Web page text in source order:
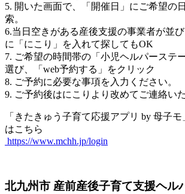
5. 開いた画面で、「開催日」にご希望の
索。
6.当日空きがある産後支援の事業者が並
に「にこり」を入れて探してもOK
7. ご希望の時間帯の「小児ヘルパーステ
選び、「web予約する」をクリック
8. ご予約に必要な事項を入力ください。
9. ご予約後はにこりより改めてご連絡い
「きたきゅう子育て応援アプリ by 母子
はこちら
https://www.mchh.jp/login
北九州市 産前産後子育て支援ヘル